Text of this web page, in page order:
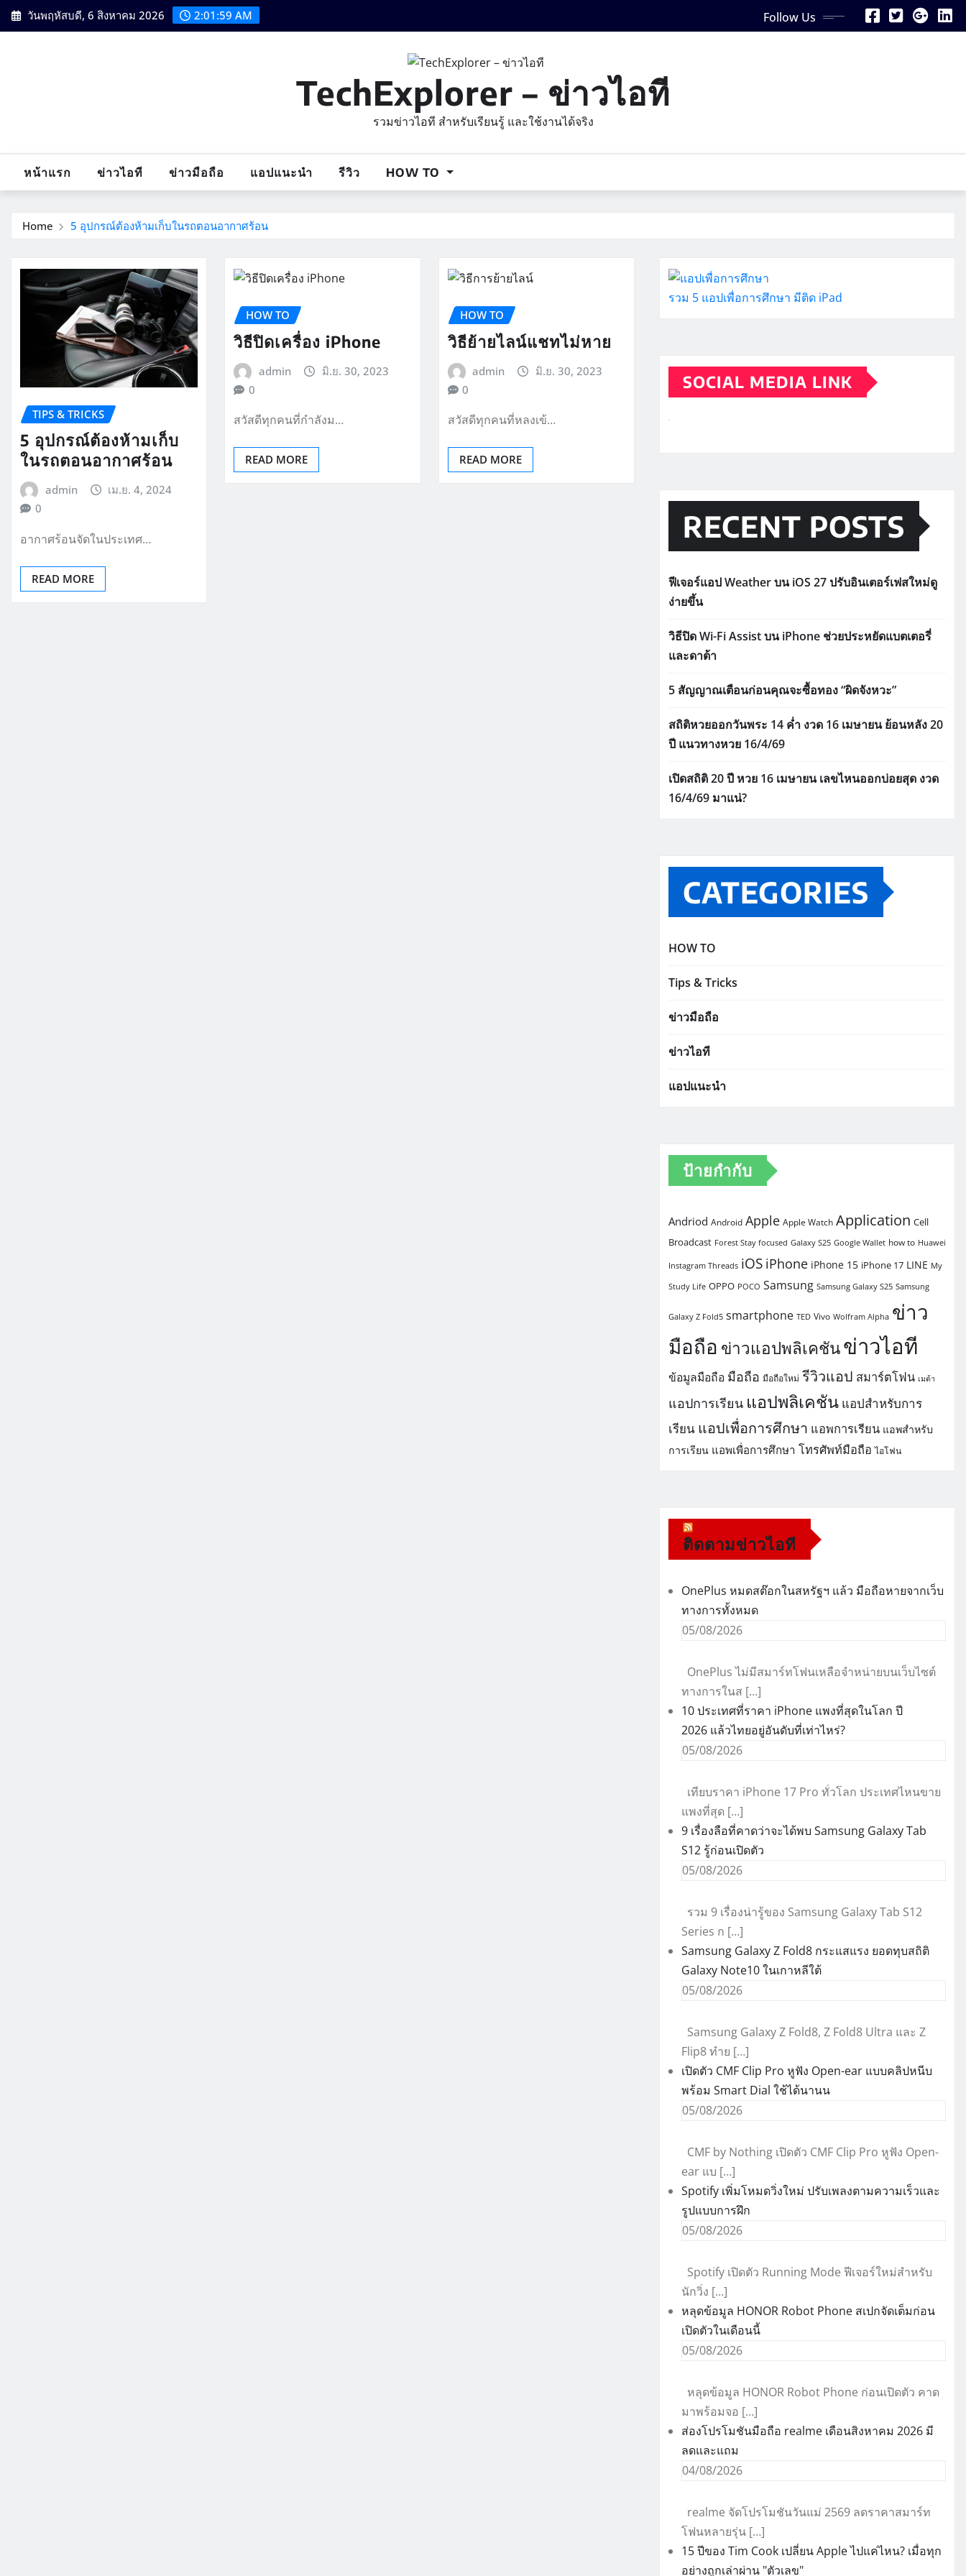
Skip
to
วันพฤหัสบดี, 6 สิงหาคม 2026 2:02:00 AM Follow Us
TechExplorer – ข่าวไอที
รวมข่าวไอที สำหรับเรียนรู้ และใช้งานได้จริง
หน้าแรก ข่าวไอที ข่าวมือถือ แอปแนะนำ รีวิว HOW TO
Home 5 อุปกรณ์ต้องห้ามเก็บในรถตอนอากาศร้อน
TIPS & TRICKS
5 อุปกรณ์ต้องห้ามเก็บ
ในรถตอนอากาศร้อน
admin
เม.ย. 4, 2024
0
อากาศร้อนจัดในประเทศ…
READ MORE
HOW TO
วิธีปิดเครื่อง iPhone
admin
มิ.ย. 30, 2023
0
สวัสดีทุกคนที่กำลังม…
READ MORE
HOW TO
วิธีย้ายไลน์แชทไม่หาย
admin
มิ.ย. 30, 2023
0
สวัสดีทุกคนที่หลงเข้…
READ MORE
รวม 5 แอปเพื่อการศึกษา มีติด iPad
SOCIAL MEDIA LINK
RECENT POSTS
ฟีเจอร์แอป Weather บน iOS 27 ปรับอินเตอร์เฟสใหม่ดู
ง่ายขึ้น
วิธีปิด Wi-Fi Assist บน iPhone ช่วยประหยัดแบตเตอรี่
และดาต้า
5 สัญญาณเตือนก่อนคุณจะซื้อทอง “ผิดจังหวะ”
สถิติหวยออกวันพระ 14 ค่ำ งวด 16 เมษายน ย้อนหลัง 20
ปี แนวทางหวย 16/4/69
เปิดสถิติ 20 ปี หวย 16 เมษายน เลขไหนออกบ่อยสุด งวด
16/4/69 มาแน่?
CATEGORIES
HOW TO
Tips & Tricks
ข่าวมือถือ
ข่าวไอที
แอปแนะนำ
ป้ายกำกับ
Andriod Android Apple Apple Watch Application Cell
Broadcast Forest Stay focused Galaxy S25 Google Wallet how to Huawei
Instagram Threads iOS iPhone iPhone 15 iPhone 17 LINE My
Study Life OPPO POCO Samsung Samsung Galaxy S25 Samsung
Galaxy Z Fold5 smartphone TED Vivo Wolfram Alpha ข่าว
มือถือ ข่าวแอปพลิเคชันข่าวไอที
ข้อมูลมือถือ มือถือ มือถือใหม่ รีวิวแอป สมาร์ตโฟน เมต้า
แอปการเรียน แอปพลิเคชัน แอปสำหรับการ
เรียน แอปเพื่อการศึกษา แอพการเรียน แอพสำหรับ
การเรียน แอพเพื่อการศึกษา โทรศัพท์มือถือ ไอโฟน
ติดตามข่าวไอที
OnePlus หมดสต๊อกในสหรัฐฯ แล้ว มือถือหายจากเว็บ
ทางการทั้งหมด
05/08/2026
OnePlus ไม่มีสมาร์ทโฟนเหลือจำหน่ายบนเว็บไซต์
ทางการในส […]
10 ประเทศที่ราคา iPhone แพงที่สุดในโลก ปี
2026 แล้วไทยอยู่อันดับที่เท่าไหร่?
05/08/2026
เทียบราคา iPhone 17 Pro ทั่วโลก ประเทศไหนขาย
แพงที่สุด […]
9 เรื่องลือที่คาดว่าจะได้พบ Samsung Galaxy Tab
S12 รู้ก่อนเปิดตัว
05/08/2026
รวม 9 เรื่องน่ารู้ของ Samsung Galaxy Tab S12
Series ก […]
Samsung Galaxy Z Fold8 กระแสแรง ยอดทุบสถิติ
Galaxy Note10 ในเกาหลีใต้
05/08/2026
Samsung Galaxy Z Fold8, Z Fold8 Ultra และ Z
Flip8 ทำย […]
เปิดตัว CMF Clip Pro หูฟัง Open-ear แบบคลิปหนีบ
พร้อม Smart Dial ใช้ได้นานน
05/08/2026
CMF by Nothing เปิดตัว CMF Clip Pro หูฟัง Open-
ear แบ […]
Spotify เพิ่มโหมดวิ่งใหม่ ปรับเพลงตามความเร็วและ
รูปแบบการฝึก
05/08/2026
Spotify เปิดตัว Running Mode ฟีเจอร์ใหม่สำหรับ
นักวิ่ง […]
หลุดข้อมูล HONOR Robot Phone สเปกจัดเต็มก่อน
เปิดตัวในเดือนนี้
05/08/2026
หลุดข้อมูล HONOR Robot Phone ก่อนเปิดตัว คาด
มาพร้อมจอ […]
ส่องโปรโมชันมือถือ realme เดือนสิงหาคม 2026 มี
ลดและแถม
04/08/2026
realme จัดโปรโมชันวันแม่ 2569 ลดราคาสมาร์ท
โฟนหลายรุ่น […]
15 ปีของ Tim Cook เปลี่ยน Apple ไปแค่ไหน? เมื่อทุก
อย่างถูกเล่าผ่าน "ตัวเลข"